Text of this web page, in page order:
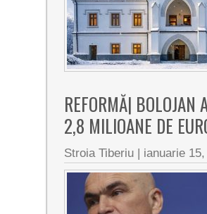
REFORMĂ| BOLOJAN
2,8 MILIOANE DE
Stroia Tiberiu | ianuarie